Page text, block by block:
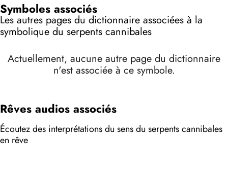
Symboles associés
Les autres pages du dictionnaire associées à la
symbolique du serpents cannibales
Actuellement, aucune autre page du dictionnaire
n'est associée à ce symbole.
Rêves audios associés
Écoutez des interprétations du sens du serpents cannibales
en rêve